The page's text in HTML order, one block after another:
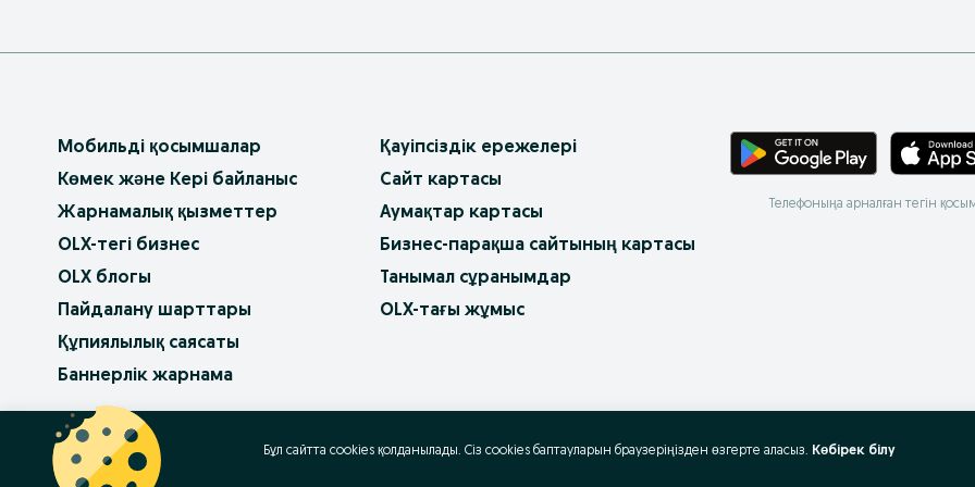
Мобильді қосымшалар
Көмек және Кері байланыс
Жарнамалық қызметтер
OLX-тегі бизнес
OLX блогы
Пайдалану шарттары
Құпиялылық саясаты
Баннерлік жарнама
Қауіпсіздік ережелері
Сайт картасы
Аумақтар картасы
Бизнес-парақша сайтының картасы
Танымал сұранымдар
OLX-тағы жұмыс
Телефоныңа арналған тегін
OLX.bg
Бұл сайтта cookies қолданылады. Сіз cookies баптауларын браузеріңізден өзгерте аласыз. Көбірек білу